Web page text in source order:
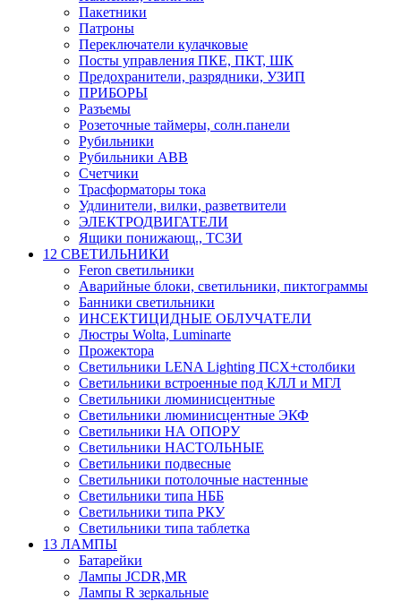
Пакетники
Патроны
Переключатели кулачковые
Посты управления ПКЕ, ПКТ, ШК
Предохранители, разрядники, УЗИП
ПРИБОРЫ
Разъемы
Розеточные таймеры, солн.панели
Рубильники
Рубильники ABB
Счетчики
Трасформаторы тока
Удлинители, вилки, разветвители
ЭЛЕКТРОДВИГАТЕЛИ
Ящики понижающ., ТСЗИ
12 СВЕТИЛЬНИКИ
Feron светильники
Аварийные блоки, светильники, пиктограммы
Банники светильники
ИНСЕКТИЦИДНЫЕ ОБЛУЧАТЕЛИ
Люстры Wolta, Luminarte
Прожектора
Светильники LENA Lighting ПСХ+столбики
Светильники встроенные под КЛЛ и МГЛ
Светильники люминисцентные
Светильники люминисцентные ЭКФ
Светильники НА ОПОРУ
Светильники НАСТОЛЬНЫЕ
Светильники подвесные
Светильники потолочные настенные
Светильники типа НББ
Светильники типа РКУ
Светильники типа таблетка
13 ЛАМПЫ
Батарейки
Лампы JCDR,MR
Лампы R зеркальные